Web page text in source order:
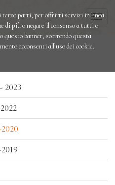
2023
terze parti, per offrirti servizi in linea
di più o negare il consenso a tutti o
questo banner, scorrendo questa
acconsenti all’uso dei cookie.